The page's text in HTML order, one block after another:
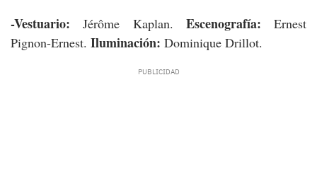
-Vestuario:Jérôme Kaplan. Escenografía: Ernest
Pignon-Ernest. Iluminación: Dominique Drillot.